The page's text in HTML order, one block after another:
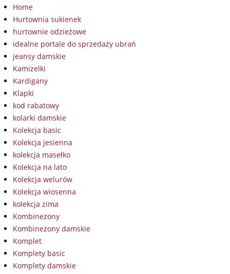
Home
Hurtownia sukienek
hurtownie odzieżowe
idealne portale do sprzedaży ubrań
jeansy damskie
Kamizelki
Kardigany
Klapki
kod rabatowy
kolarki damskie
Kolekcja basic
Kolekcja jesienna
kolekcja masełko
Kolekcja na lato
Kolekcja welurów
Kolekcja wiosenna
kolekcja zima
Kombinezony
Kombinezony damskie
Komplet
Komplety basic
Komplety damskie